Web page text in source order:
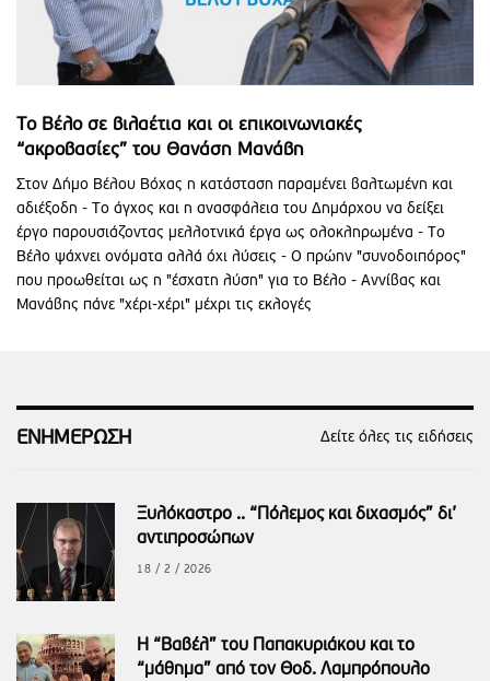
Το Βέλο σε βιλαέτια και οι επικοινωνιακές
“ακροβασίες” του Θανάση Μανάβη
Στον Δήμο Βέλου Βόχας η κατάσταση παραμένει βαλτωμένη και
αδιέξοδη - Το άγχος και η ανασφάλεια του Δημάρχου να δείξει
έργο παρουσιάζοντας μελλοτνικά έργα ως ολοκληρωμένα - Το
Βέλο ψάχνει ονόματα αλλά όχι λύσεις - Ο πρώην "συνοδοιπόρος"
που προωθείται ως η "έσχατη λύση" για το Βέλο - Αννίβας και
Μανάβης πάνε "χέρι-χέρι" μέχρι τις εκλογές
ΕΝΗΜΕΡΩΣΗ Δείτε όλες τις ειδήσεις
Ξυλόκαστρο .. “Πόλεμος και διχασμός” δι’
αντιπροσώπων
18 / 2 / 2026
Η “Βαβέλ” του Παπακυριάκου και το
“μάθημα” από τον Θοδ. Λαμπρόπουλο